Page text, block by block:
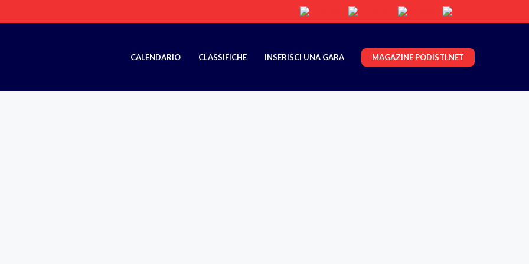
CALENDARIO CLASSIFICHE INSERISCI UNA GARA MAGAZINE PODISTI.NET